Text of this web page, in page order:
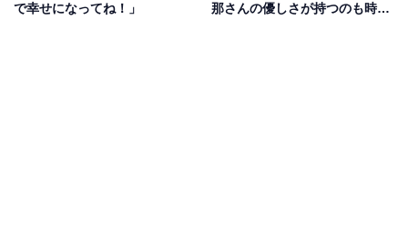
で幸せになってね！」
那さんの優しさが持つのも時間